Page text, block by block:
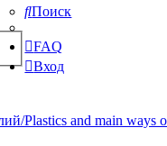
Поиск
FAQ
Вход
Plastics and main ways